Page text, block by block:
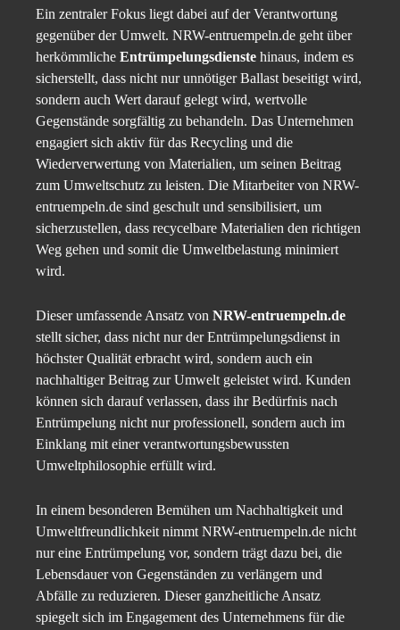
Ein zentraler Fokus liegt dabei auf der Verantwortung
gegenüber der Umwelt. NRW-entruempeln.de geht über
herkömmliche Entrümpelungsdienste hinaus, indem es
sicherstellt, dass nicht nur unnötiger Ballast beseitigt wird,
sondern auch Wert darauf gelegt wird, wertvolle
Gegenstände sorgfältig zu behandeln. Das Unternehmen
engagiert sich aktiv für das Recycling und die
Wiederverwertung von Materialien, um seinen Beitrag
zum Umweltschutz zu leisten. Die Mitarbeiter von NRW-
entruempeln.de sind geschult und sensibilisiert, um
sicherzustellen, dass recycelbare Materialien den richtigen
Weg gehen und somit die Umweltbelastung minimiert
wird.
Dieser umfassende Ansatz von NRW-entruempeln.de
stellt sicher, dass nicht nur der Entrümpelungsdienst in
höchster Qualität erbracht wird, sondern auch ein
nachhaltiger Beitrag zur Umwelt geleistet wird. Kunden
können sich darauf verlassen, dass ihr Bedürfnis nach
Entrümpelung nicht nur professionell, sondern auch im
Einklang mit einer verantwortungsbewussten
Umweltphilosophie erfüllt wird.
In einem besonderen Bemühen um Nachhaltigkeit und
Umweltfreundlichkeit nimmt NRW-entruempeln.de nicht
nur eine Entrümpelung vor, sondern trägt dazu bei, die
Lebensdauer von Gegenständen zu verlängern und
Abfälle zu reduzieren. Dieser ganzheitliche Ansatz
spiegelt sich im Engagement des Unternehmens für die